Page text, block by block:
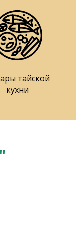
тайской
кухни